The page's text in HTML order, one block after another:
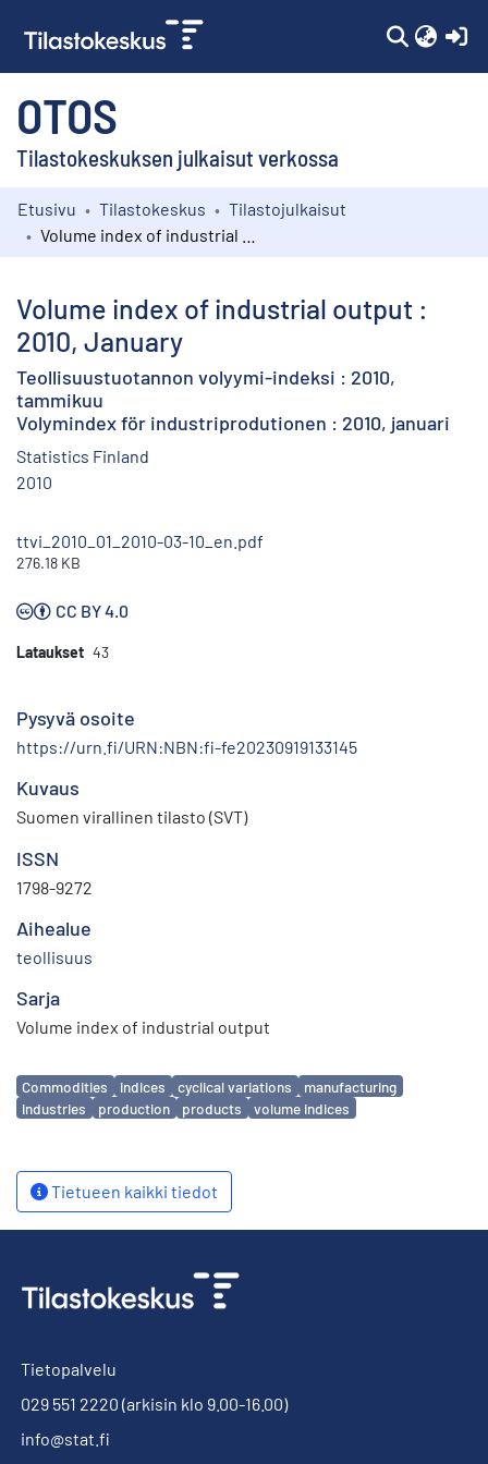
OTOS
Tilastokeskuksen julkaisut verkossa
Kokoelmat
Etusivu Tilastokeskus
Tilastojulkaisut
Volume index of industrial output :
2010, January
Teollisuustuotannon volyymi-indeksi : 2010,
tammikuu
Volymindex för industriprodutionen : 2010, januari
Statistics Finland
2010
ttvi_2010_01_2010-03-10_en.pdf
276.18 KB
CC BY 4.0
Lataukset 43
Pysyvä osoite
https://urn.fi/URN:NBN:fi-fe20230919133145
Kuvaus
Suomen virallinen tilasto (SVT)
ISSN
1798-9272
Aihealue
teollisuus
Sarja
Volume index of industrial output
Avainsanat
Commodities indices cyclical variations
manufacturing
industries
production products volume indices
Tietueen kaikki tiedot
Tietopalvelu
029 551 2220 (arkisin klo 9.00-16.00)
info@stat.fi